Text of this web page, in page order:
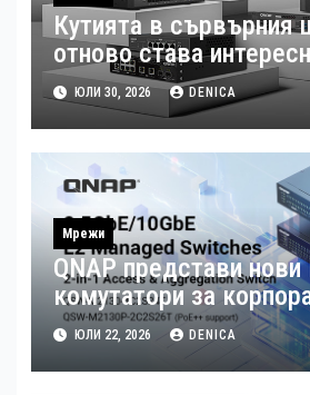
Кутията в сървърния
отново става
ЮЛИ 30, 2026 DENICA
Мрежи
QNAP представи нови
комутатори за
мрежи, управлявани
ЮЛИ 22, 2026 DENICA